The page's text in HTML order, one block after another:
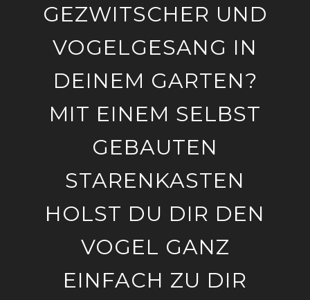
GEZWITSCHER UND
VOGELGESANG IN
DEINEM GARTEN?
MIT EINEM SELBST
GEBAUTEN
STARENKASTEN
HOLST DU DIR DEN
VOGEL GANZ
EINFACH ZU DIR